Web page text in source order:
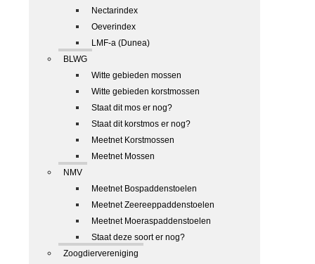
Nectarindex
Oeverindex
LMF-a (Dunea)
BLWG
Witte gebieden mossen
Witte gebieden korstmossen
Staat dit mos er nog?
Staat dit korstmos er nog?
Meetnet Korstmossen
Meetnet Mossen
NMV
Meetnet Bospaddenstoelen
Meetnet Zeereeppaddenstoelen
Meetnet Moeraspaddenstoelen
Staat deze soort er nog?
Zoogdiervereniging